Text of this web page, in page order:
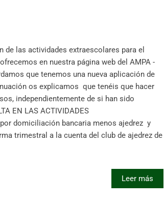
las actividades extraescolares para el
en nuestra página web del AMPA -
que tenemos una nueva aplicación de
os explicamos que tenéis que hacer
independientemente de si han sido
EN LAS ACTIVIDADES
domiciliación bancaria menos ajedrez y
trimestral a la cuenta del club de ajedrez de
Leer más